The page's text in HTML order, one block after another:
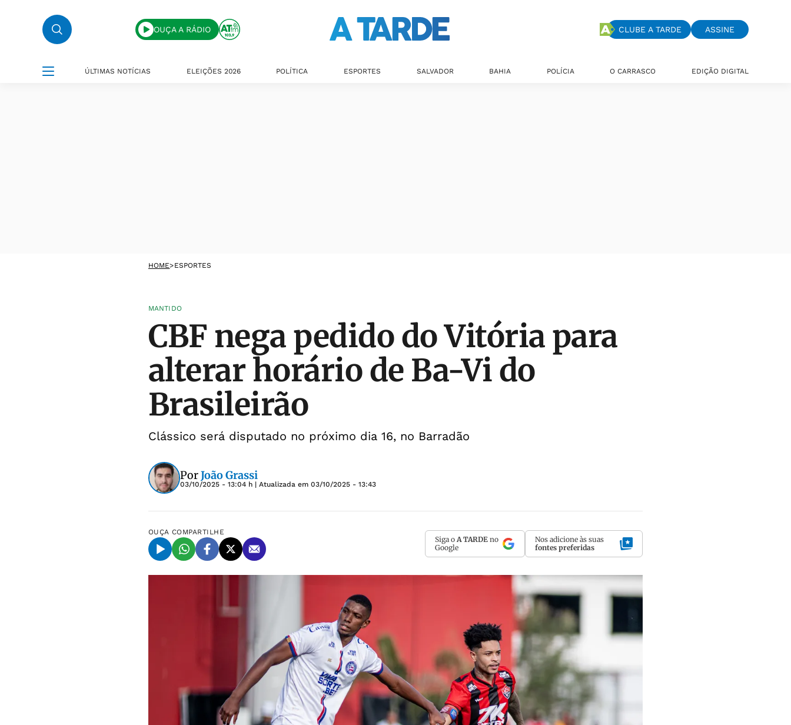
OUÇA A RÁDIO CLUBE A TARDE ASSINE
ÚLTIMAS NOTÍCIAS ELEIÇÕES 2026 POLÍTICA ESPORTES SALVADOR BAHIA POLÍCIA O CARRASCO EDIÇÃO DIGITAL
HOME>ESPORTES
MANTIDO
CBF nega pedido do Vitória para
alterar horário de Ba-Vi do
Brasileirão
Clássico será disputado no próximo dia 16, no Barradão
PorJoão Grassi
03/10/2025 - 13:04 h | Atualizada em 03/10/2025 - 13:43
OUÇA COMPARTILHE
Siga o A TARDE no
Google
Nos adicione às suas
fontes preferidas